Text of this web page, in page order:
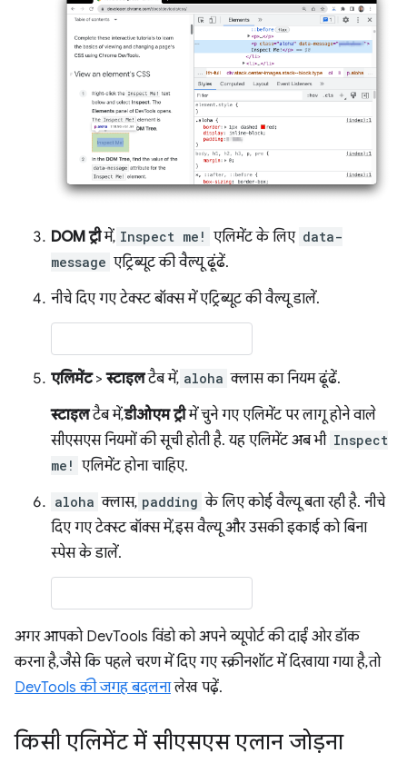
DOM ट्रीमें, Inspect me! एलिमेंट के लिए data-
message एट्रिब्यूट की वैल्यू ढूंढें.
नीचे दिए गए टेक्स्ट बॉक्स में एट्रिब्यूट की वैल्यू डालें.
एलिमेंट>स्टाइलटैब में, aloha क्लास का नियम ढूंढें.
स्टाइलटैब में,डीओएम ट्रीमें चुने गए एलिमेंट पर लागू होने वाले
सीएसएस नियमों की सूची होती है. यह एलिमेंट अब भी Inspect
me! एलिमेंट होना चाहिए.
aloha क्लास, padding के लिए कोई वैल्यू बता रही है. नीचे
दिए गए टेक्स्ट बॉक्स में, इस वैल्यू और उसकी इकाई को बिना
स्पेस के डालें.
अगर आपको DevTools विंडो को अपने व्यूपोर्ट की दाईं ओर डॉक
करना है, जैसे कि पहले चरण में दिए गए स्क्रीनशॉट में दिखाया गया है, तो
DevTools की जगह बदलनालेख पढ़ें.
किसी एलिमेंट में सीएसएस एलान जोड़ना